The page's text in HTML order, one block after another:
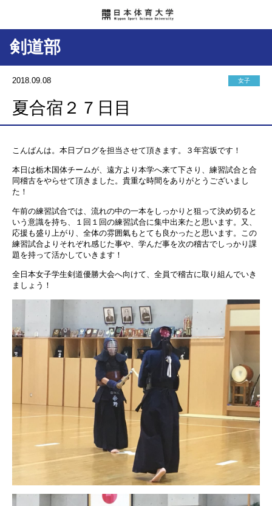
剣道部
2018.09.08 女子
夏合宿２７日目
こんばんは。本日ブログを担当させて頂きます。３年宮坂です！
本日は栃木国体チームが、遠方より本学へ来て下さり、練習試合と合
同稽古をやらせて頂きました。貴重な時間をありがとうございまし
た！
午前の練習試合では、流れの中の一本をしっかりと狙って決め切ると
いう意識を持ち、１回１回の練習試合に集中出来たと思います。又、
応援も盛り上がり、全体の雰囲氣もとても良かったと思います。この
練習試合よりそれぞれ感じた事や、学んだ事を次の稽古でしっかり課
題を持って活かしていきます！
全日本女子学生剣道優勝大会へ向けて、全員で稽古に取り組んでいき
ましょう！